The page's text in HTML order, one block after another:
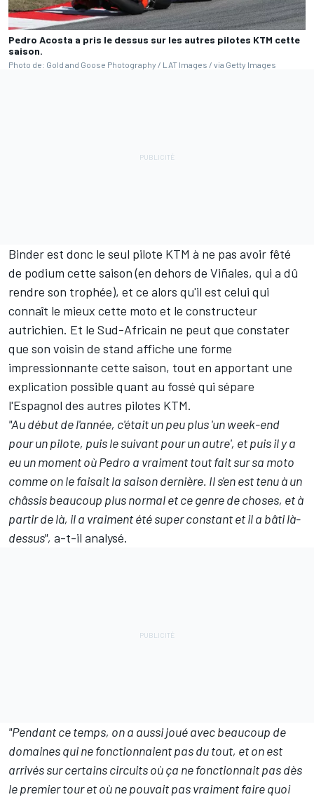
Pedro Acosta a pris le dessus sur les autres pilotes KTM cette
saison.
Photo de: Gold and Goose Photography / LAT Images / via Getty Images
Binder est donc le seul pilote KTM à ne pas avoir fêté
de podium cette saison (en dehors de Viñales, qui a dû
rendre son trophée), et ce alors qu'il est celui qui
connaît le mieux cette moto et le constructeur
autrichien. Et le Sud-Africain ne peut que constater
que son voisin de stand affiche une forme
impressionnante cette saison, tout en apportant une
explication possible quant au fossé qui sépare
l'Espagnol des autres pilotes KTM.
"Au début de l'année, c'était un peu plus 'un week-end
pour un pilote, puis le suivant pour un autre', et puis il y a
eu un moment où Pedro a vraiment tout fait sur sa moto
comme on le faisait la saison dernière. Il s'en est tenu à un
châssis beaucoup plus normal et ce genre de choses, et à
partir de là, il a vraiment été super constant et il a bâti là-
dessus", a-t-il analysé.
"Pendant ce temps, on a aussi joué avec beaucoup de
domaines qui ne fonctionnaient pas du tout, et on est
arrivés sur certains circuits où ça ne fonctionnait pas dès
le premier tour et où ne pouvait pas vraiment faire quoi